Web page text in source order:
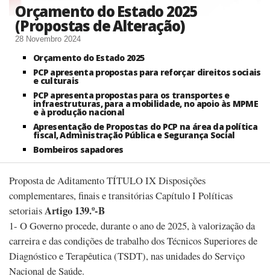
Orçamento do Estado 2025
(Propostas de Alteração)
28 Novembro 2024
Orçamento do Estado 2025
PCP apresenta propostas para reforçar direitos sociais
e culturais
PCP apresenta propostas para os transportes e
infraestruturas, para a mobilidade, no apoio às MPME
e à produção nacional
Apresentação de Propostas do PCP na área da política
fiscal, Administração Pública e Segurança Social
Bombeiros sapadores
Proposta de Aditamento TÍTULO IX Disposições
complementares, finais e transitórias Capítulo I Políticas
setoriaisArtigo 139.º-B
1- O Governo procede, durante o ano de 2025, à valorização da
carreira e das condições de trabalho dos Técnicos Superiores de
Diagnóstico e Terapêutica (TSDT), nas unidades do Serviço
Nacional de Saúde.